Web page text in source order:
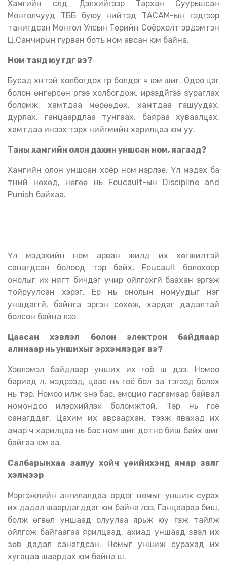
Хамгийн сүүлд Дэлхийгээр Тархан Суурьшсан
Монголчууд ТББ буюу нийтэд ТАСАМ-ын гэдгээр
танигдсан Монгол Улсын Төрийн Соёрхолт эрдэмтэн
Ц.Санчирын гурван боть ном авсан юм байна.
Ном танд юу өгдөг вэ?
Бусад хүнтэй холбогдох гүүр болдог ч юм шиг. Одоо цаг
болон өнгөрсөн рүүгээ холбогдож, ирээдүйгээ зураглах
боломж, хамтдаа мөрөөдөх, хамтдаа гашуудах,
дурлах, ганцаардлаа тунгаах, баяраа хуваалцах,
хамтдаа инээх тэрхүү нийгмийн харилцаа юм уу.
Таны хамгийн олон дахин уншсан ном, яагаад?
Хамгийн олон уншсан хоёр ном нэрлэе. Үл мэдэх ба
түүний нөхөд, нөгөө нь Foucault-ын Discipline and
Punish байхаа.
Үл мэдэхийн ном арван жилд их хөгжилтэй
санагдсан болоод тэр байх, Foucault болохоор
онолыг их нягт бичдэг учир ойлгохгүй баахан эргэж
тойруулсан хэрэг. Ер нь онолын номуудыг нэг
уншдаггүй, байнга эргэн сөхөж, хардаг дадалтай
болсон байна лээ.
Цаасан хэвлэл болон электрон байдлаар
алинаар нь уншихыг эрхэмлэдэг вэ?
Хэвлэмэл байдлаар унших их гоё шүү дээ. Номоо
бариад л, мэдрээд, цаас нь гоё бол за тэгээд болох
нь тэр. Номоо илж үзнэ бас, эмоцио гаргамаар байвал
номондоо илэрхийлэх боломжтой. Тэр нь гоё
санагддаг. Цахим их авсаархан, тээж явахад их
амар ч харилцаа нь бас ном шиг дотно биш байх шиг
байгаа юм аа.
Салбарынхаа залуу хойч үеийнхэнд ямар зөвлөгөө
хэлмээр
Мэргэжлийн ангилалдаа ордог номыг уншиж сурах
их дадал шаардагддаг юм байна лээ. Ганцаараа биш,
болж өгвөл уншаад олуулаа ярьж юу гэж тайлж
ойлгож байгаагаа ярилцаад, ахиад уншаад үзвэл их
зөв дадал санагдсан. Номыг уншиж сурахад их
хугацаа шаардах юм байна шүү.